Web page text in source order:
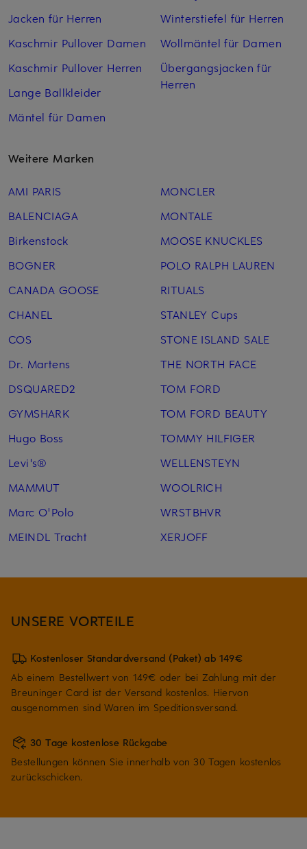
Jacken für Herren
Kaschmir Pullover Damen
Kaschmir Pullover Herren
Lange Ballkleider
Mäntel für Damen
Winterstiefel für Herren
Wollmäntel für Damen
Übergangsjacken für
Herren
Weitere Marken
AMI PARIS
BALENCIAGA
Birkenstock
BOGNER
CANADA GOOSE
CHANEL
COS
Dr. Martens
DSQUARED2
GYMSHARK
Hugo Boss
Levi's®
MAMMUT
Marc O'Polo
MEINDL Tracht
MONCLER
MONTALE
MOOSE KNUCKLES
POLO RALPH LAUREN
RITUALS
STANLEY Cups
STONE ISLAND SALE
THE NORTH FACE
TOM FORD
TOM FORD BEAUTY
TOMMY HILFIGER
WELLENSTEYN
WOOLRICH
WRSTBHVR
XERJOFF
UNSERE VORTEILE
Kostenloser Standardversand (Paket) ab 149€
Ab einem Bestellwert von 149€ oder bei Zahlung mit der
Breuninger Card ist der Versand kostenlos. Hiervon
ausgenommen sind Waren im Speditionsversand.
30 Tage kostenlose Rückgabe
Bestellungen können Sie innerhalb von 30 Tagen kostenlos
zurückschicken.